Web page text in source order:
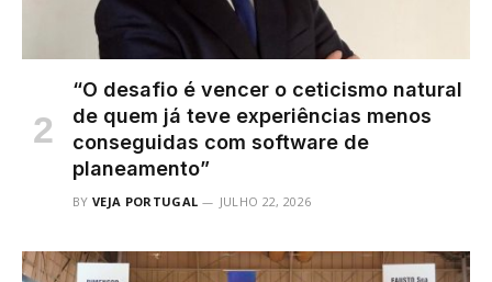
“O desafio é vencer o ceticismo natural
de quem já teve experiências menos
conseguidas com software de
planeamento”
BY VEJA PORTUGAL JULHO 22, 2026